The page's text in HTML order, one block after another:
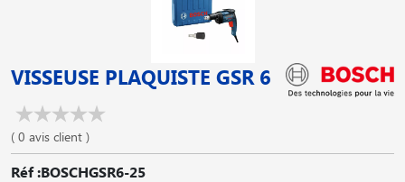
VISSEUSE PLAQUISTE GSR 6
( 0 avis client )
Réf :BOSCHGSR6-25